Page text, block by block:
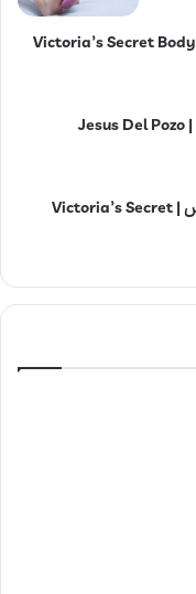
بادی اسپلش ویکتوریا سکرت پیونی کراش | Victoria’s Secret Body
عطر ادکلن جسوس دل پوزو ادونچر کواسار | Jesus Del Pozo
بادی اسپلش ویکتوریا سکرت تمپتیشن لیس | Victoria’s Secret